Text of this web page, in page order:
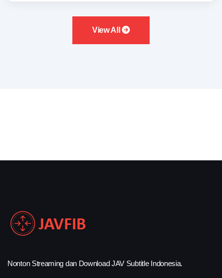
View All
Nonton Streaming dan Download JAV Subtitle Indonesia.